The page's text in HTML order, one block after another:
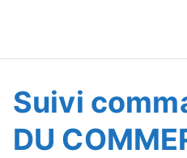
Suivre
Suivi
DU